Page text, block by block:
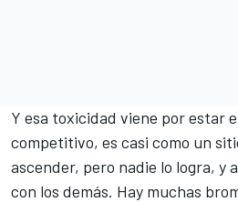
Y esa toxicidad viene por estar
competitivo, es casi como un
ascender, pero nadie lo logra, y
con los demás. Hay muchas